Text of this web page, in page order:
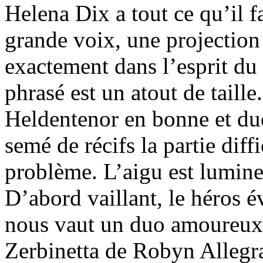
Helena Dix a tout ce qu’il
grande voix, une
exactement dans l’esprit
phrasé est un atout de
Heldentenor en bonne et
semé de récifs la partie
problème. L’aigu est
D’abord vaillant, le héros
nous vaut un duo
Zerbinetta de Robyn